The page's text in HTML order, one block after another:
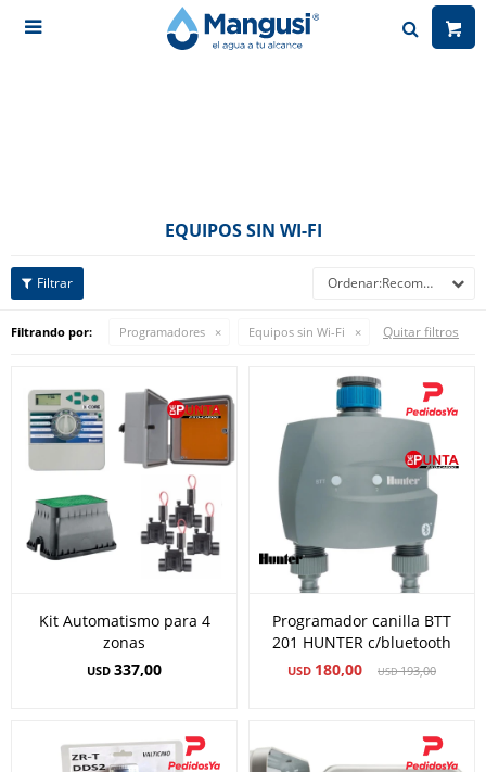

EQUIPOS SIN WI-FI
Recomendados
Filtrando por: Programadores Equipos sin Wi-Fi Quitar filtros
Kit Automatismo para 4
zonas
USD 337,00
Programador canilla BTT
201 HUNTER c/bluetooth
USD 180,00 USD193,00